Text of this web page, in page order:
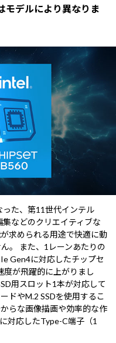
モデルにより異なりま
た、第11世代インテル
などのクリエイティブな
求められる用途で快適に動
。 また、1レーンあたりの
Gen4に対応したチップセ
度が飛躍的に上がりまし
用スロット1本が対応して
ドやM.2 SSDを使用するこ
らな画像描画や効率的な作
対応したType-C端子（1